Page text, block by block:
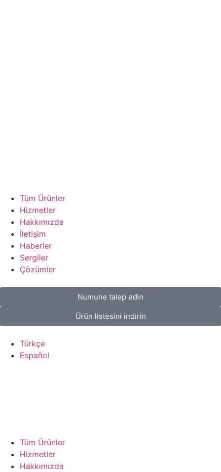
Tüm Ürünler
Hizmetler
Hakkımızda
İletişim
Haberler
Sergiler
Çözümler
Numune talep edin
Ürün listesini indirin
Türkçe
Español
Tüm Ürünler
Hizmetler
Hakkımızda